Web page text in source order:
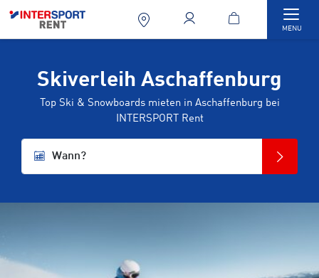
MENU
Skiverleih Aschaffenburg
Top Ski & Snowboards mieten in Aschaffenburg bei
INTERSPORT Rent
Wann?